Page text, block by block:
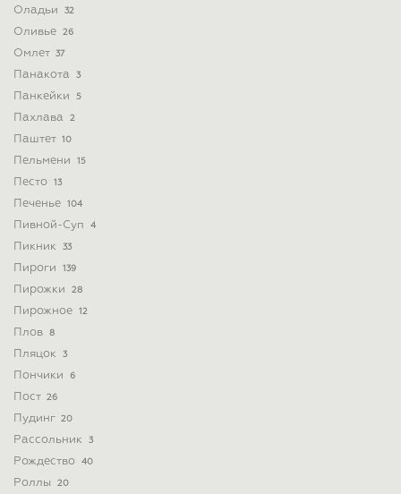
Оладьи 32
Оливье 26
Омлет 37
Панакота 3
Панкейки 5
Пахлава 2
Паштет 10
Пельмени 15
Песто 13
Печенье 104
Пивной-Суп 4
Пикник 33
Пироги 139
Пирожки 28
Пирожное 12
Плов 8
Пляцок 3
Пончики 6
Пост 26
Пудинг 20
Рассольник 3
Рождество 40
Роллы 20